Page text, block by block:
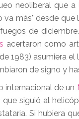
neoliberal que
más" desde
de
acertaron como
1983) asumiera
de signo y
internacional de un
siguió al
Si hubiera